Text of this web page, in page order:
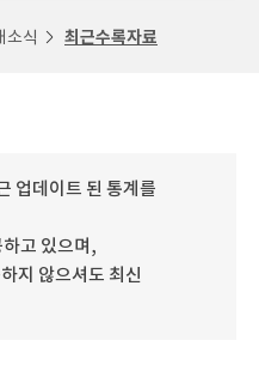
소식 최근수록자료
업데이트 된 통계를
고 있으며,
지 않으셔도 최신